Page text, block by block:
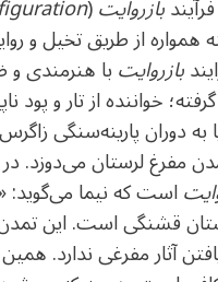
بازروایت(
همواره از طریق تخیل و
بازروایتبا هنرمندی
خواننده از تار و پود
به دوران پارینه‌سنگی
مفرغ لرستان می‌دوزد.
است که نیما می‌گوید:
قشنگی است. این
آثار مفرغی ندارد.